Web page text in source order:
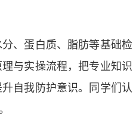
、蛋白质、脂肪等基础检
与实操流程，把专业知识
自我防护意识。同学们认